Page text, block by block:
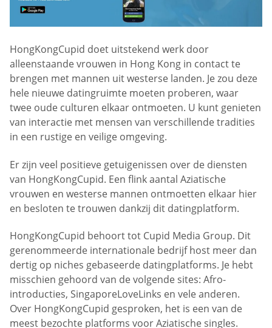
HongKongCupid doet uitstekend werk door
alleenstaande vrouwen in Hong Kong in contact te
brengen met mannen uit westerse landen. Je zou deze
hele nieuwe datingruimte moeten proberen, waar
twee oude culturen elkaar ontmoeten. U kunt genieten
van interactie met mensen van verschillende tradities
in een rustige en veilige omgeving.
Er zijn veel positieve getuigenissen over de diensten
van HongKongCupid. Een flink aantal Aziatische
vrouwen en westerse mannen ontmoetten elkaar hier
en besloten te trouwen dankzij dit datingplatform.
HongKongCupid behoort tot Cupid Media Group. Dit
gerenommeerde internationale bedrijf host meer dan
dertig op niches gebaseerde datingplatforms. Je hebt
misschien gehoord van de volgende sites: Afro-
introducties, SingaporeLoveLinks en vele anderen.
Over HongKongCupid gesproken, het is een van de
meest bezochte platforms voor Aziatische singles.